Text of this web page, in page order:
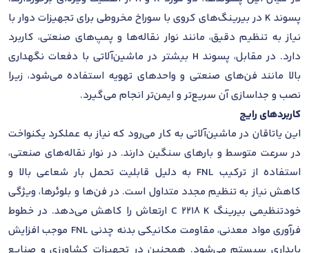
پسوند K در بیرینگ‌های کروی با سوراخ مخروطی برای تجهیزات دوار با
نیاز به تنظیم دقیق، مانند نوار نقاله‌ها و پمپ‌های صنعتی، کاربرد
دارد. در مقابل، پسوند H بیشتر در ماشین‌آلاتی با دفعات نگهداری
بالا مانند فن‌های صنعتی و واحدهای تهویه استفاده می‌شود، زیرا
نصب و جداسازی آن سریع‌تر و ایمن‌تر انجام می‌گیرد.
کاربردهای رایج
این یاتاقان در ماشین‌آلاتی به کار می‌رود که نیاز به عملکرد یکنواخت
در سرعت متوسط و بارهای سنگین دارند. در نوار نقاله‌های صنعتی،
استفاده از ترکیب FNL به دلیل قابلیت تحمل بار شعاعی بالا و
کاهش نیاز به تنظیم مجدد متداول است. در فن‌ها و بلوئرها، ویژگی
خودتنظیمی بیرینگ C 2218 K ارتعاش را کاهش می‌دهد. در خطوط
فرآوری مواد معدنی، مقاومت مکانیکی بدنه چدنی FNL موجب افزایش